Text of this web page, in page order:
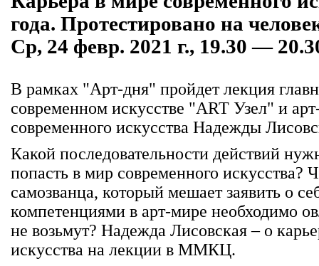
года. Протестировано на
Ср, 24 февр. 2021 г., 19.30 —
В рамках "Арт-дня" пройдет лекция
современном искусстве "ART Узел" и
современного искусства Надежды
Какой последовательности действий
попасть в мир современного искусства?
самозванца, который мешает заявить о
компетенциями в арт-мире необходимо
не возьмут? Надежда Лисовская – о
искусства на лекции в ММКЦ.